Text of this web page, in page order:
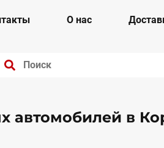
О нас
автомобилей в